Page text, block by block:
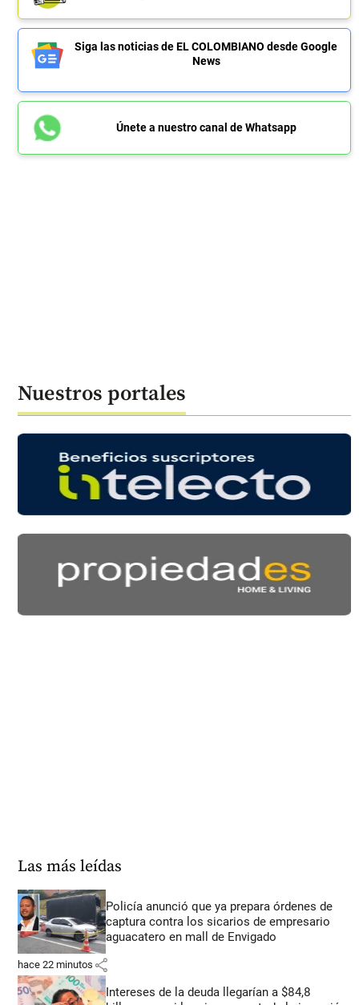
Siga las noticias de EL COLOMBIANO desde Google
News
Únete a nuestro canal de Whatsapp
Nuestros portales
Las más leídas
Policía anunció que ya prepara órdenes de
captura contra los sicarios de empresario
aguacatero en mall de Envigado
hace 22 minutos share
Intereses de la deuda llegarían a $84,8